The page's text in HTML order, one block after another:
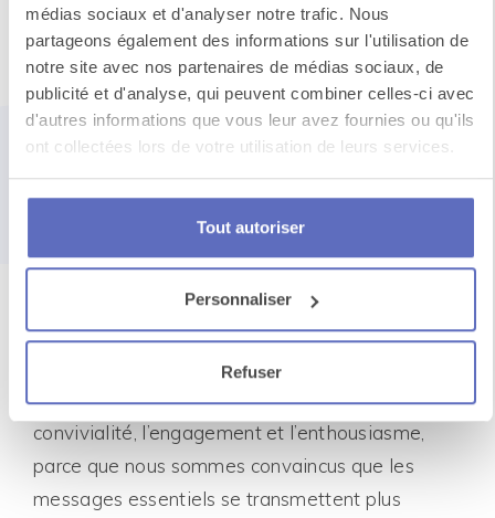
médias sociaux et d'analyser notre trafic. Nous
partageons également des informations sur l'utilisation de
notre site avec nos partenaires de médias sociaux, de
publicité et d'analyse, qui peuvent combiner celles-ci avec
d'autres informations que vous leur avez fournies ou qu'ils
ont collectées lors de votre utilisation de leurs services.
Tout autoriser
Personnaliser
Refuser
Un événement
qui rassemble
impact stratégique
enthousiasme
sur-mesure
Nous transformons chacun de vos événements
en une expérience unique, bâtie sur la
convivialité, l’engagement et l’enthousiasme,
parce que nous sommes convaincus que les
messages essentiels se transmettent plus